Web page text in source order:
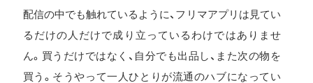
配信の中でも触れているように、フリマアプリは見てい
るだけの人だけで成り立っているわけではありませ
ん。買うだけではなく、自分でも出品し、また次の物を
買う。そうやって一人ひとりが流通のハブになってい